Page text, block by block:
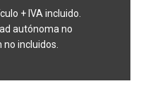
+ IVA incluido.
autónoma no
incluidos.